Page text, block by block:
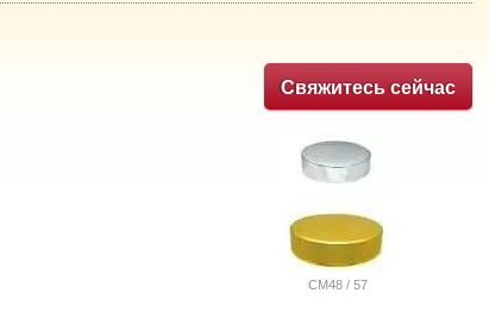
Свяжитесь сейчас
СМ48 / 57